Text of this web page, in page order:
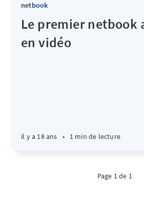
netbook
Le premier netbook
en vidéo
il y a 18 ans • 1 min de lecture
Page 1 de 1